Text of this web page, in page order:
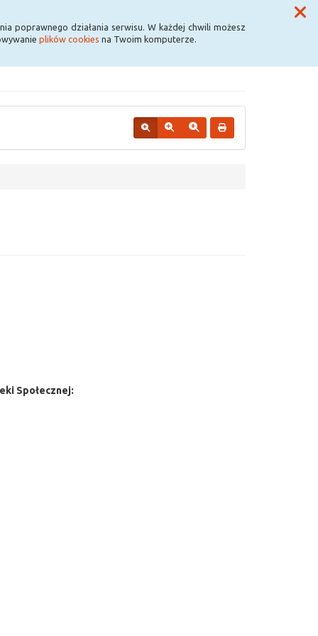
poprawnego działania serwisu. W każdej chwili możesz
plików cookies na Twoim komputerze.
Społecznej: